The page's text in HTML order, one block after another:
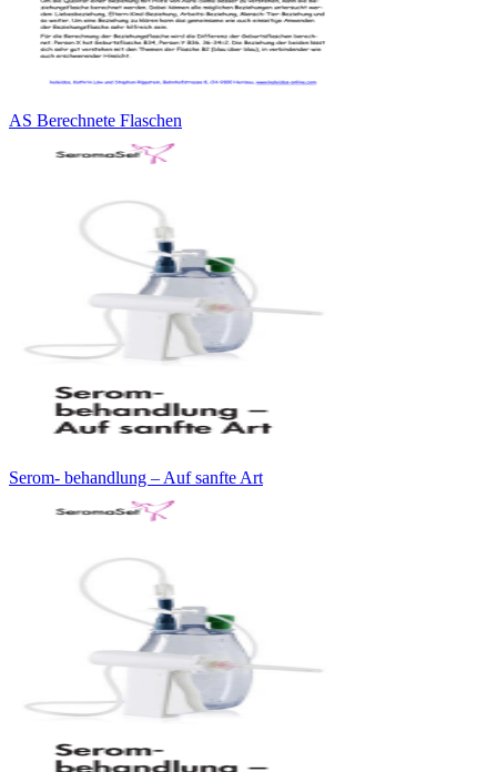
AS Berechnete Flaschen
Serom- behandlung – Auf sanfte Art